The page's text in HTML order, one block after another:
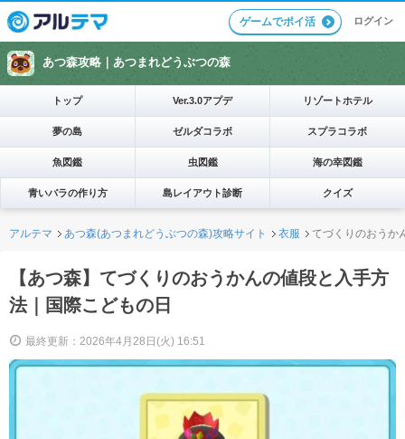
ゲームでポイ活 ログイン
あつ森攻略｜あつまれどうぶつの森
トップ Ver.3.0アプデ リゾートホテル
夢の島 ゼルダコラボ スプラコラボ
魚図鑑 虫図鑑 海の幸図鑑
青いバラの作り方 島レイアウト診断 クイズ
アルテマ あつ森(あつまれどうぶつの森)攻略サイト 衣服 てづくりのおうか
【あつ森】てづくりのおうかんの値段と入手方
法｜国際こどもの日
最終更新：2026年4月28日(火) 16:51